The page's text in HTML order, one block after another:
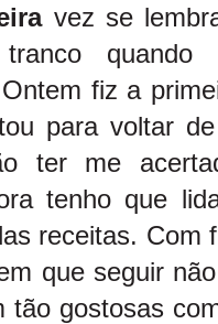
vez se
quando
fiz a
para voltar
ter me
tenho que
receitas. Com
que seguir
tão gostosas